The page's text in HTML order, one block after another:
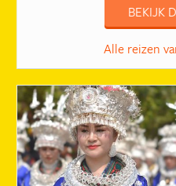
BEKIJK
Alle reizen